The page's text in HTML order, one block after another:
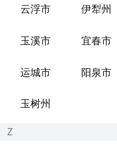
云浮市 伊犁州
玉溪市 宜春市
运城市 阳泉市
玉树州
Z